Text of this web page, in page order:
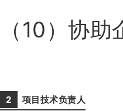
（10）协
2 项目技术负责人